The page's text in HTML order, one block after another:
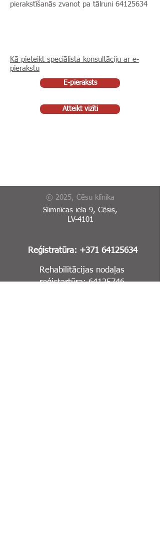
pierakstīšanās zvanot pa tālruni 64125634
Kā pieteikt speciālista konsultāciju ar e-
pierakstu
E-pieraksts
Atteikt vizīti
© 2025, Cēsu klīnika
Slimnīcas iela 9, Cēsis,
LV-4101
Reģistratūra: +371 64125634
Rehabilitācijas nodaļas
reģistartūra:64125746